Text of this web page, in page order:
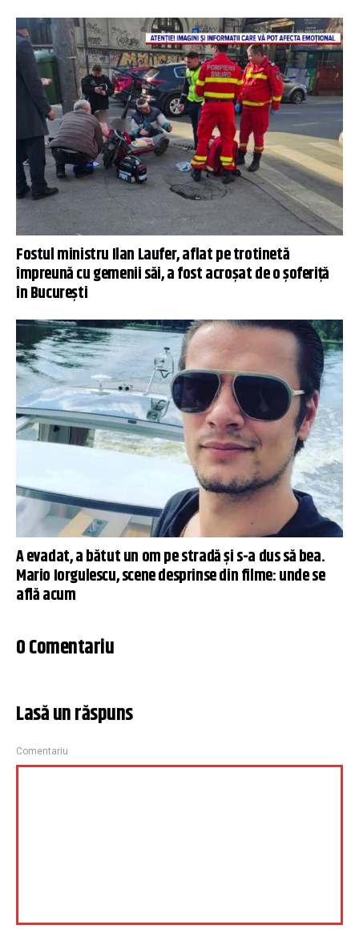
Fostul ministru Ilan Laufer, aflat pe trotinetă
împreună cu gemenii săi, a fost acroșat de o șoferiță
în București
A evadat, a bătut un om pe stradă și s-a dus să bea.
Mario Iorgulescu, scene desprinse din filme: unde se
află acum
0 Comentariu
Lasă un răspuns
Comentariu